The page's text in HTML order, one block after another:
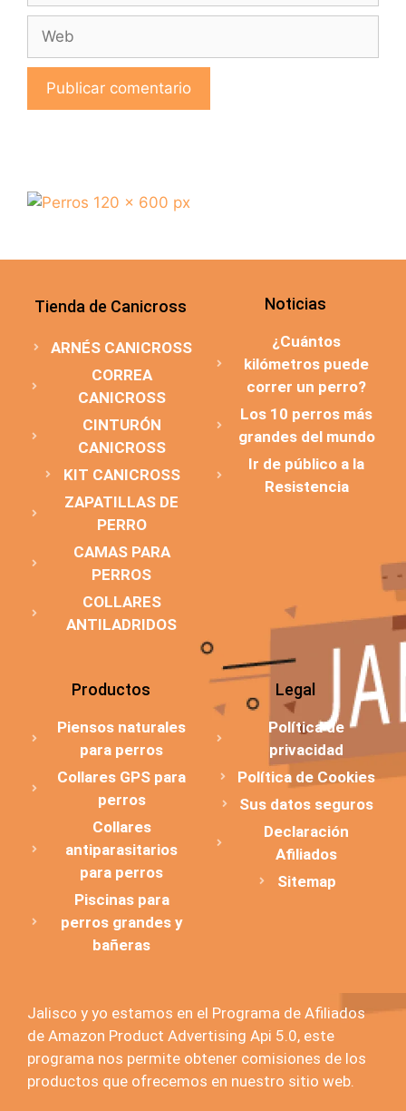
Tienda de Canicross
ARNÉS CANICROSS
CORREA
CANICROSS
CINTURÓN
CANICROSS
KIT CANICROSS
ZAPATILLAS DE
PERRO
CAMAS PARA
PERROS
COLLARES
ANTILADRIDOS
Noticias
¿Cuántos
kilómetros puede
correr un perro?
Los 10 perros más
grandes del mundo
Ir de público a la
Resistencia
Productos
Piensos naturales
para perros
Collares GPS para
perros
Collares
antiparasitarios
para perros
Piscinas para
perros grandes y
bañeras
Legal
Política de
privacidad
Política de Cookies
Sus datos seguros
Declaración
Afiliados
Sitemap
Jalisco y yo estamos en el Programa de Afiliados
de Amazon Product Advertising Api 5.0, este
programa nos permite obtener comisiones de los
productos que ofrecemos en nuestro sitio web.